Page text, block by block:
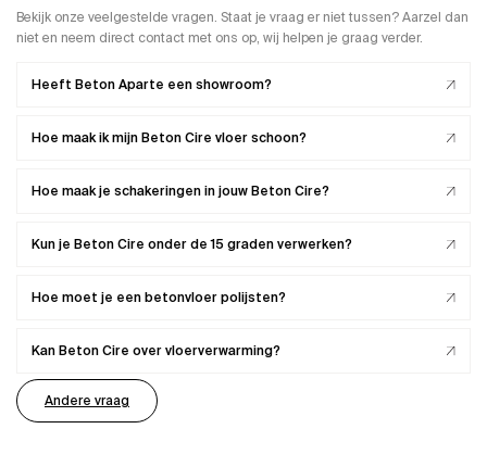
Bekijk onze veelgestelde vragen. Staat je vraag er niet tussen? Aarzel dan
niet en neem direct contact met ons op, wij helpen je graag verder.
Heeft Beton Aparte een showroom?
Hoe maak ik mijn Beton Cire vloer schoon?
Hoe maak je schakeringen in jouw Beton Cire?
Kun je Beton Cire onder de 15 graden verwerken?
Hoe moet je een betonvloer polijsten?
Kan Beton Cire over vloerverwarming?
Andere vraag